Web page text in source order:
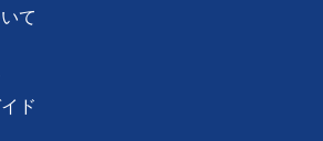
て
ド